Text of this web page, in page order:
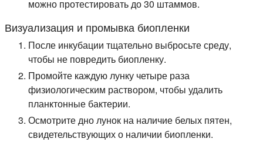
можно протестировать до 30 штаммов.
Визуализация и промывка биопленки
После инкубации тщательно выбросьте среду,
чтобы не повредить биопленку.
Промойте каждую лунку четыре раза
физиологическим раствором, чтобы удалить
планктонные бактерии.
Осмотрите дно лунок на наличие белых пятен,
свидетельствующих о наличии биопленки.